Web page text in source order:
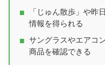
「じゅん散歩」や昨
情報を得られる
サングラスやエアコ
商品を確認できる